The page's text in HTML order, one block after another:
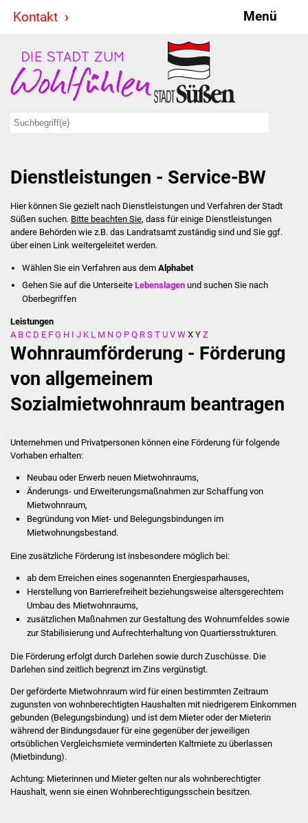
Kontakt Menü
Stadt & Politik
Bürgermeister
Ausschüsse
Ratsinformationssystem
Jugendbeirat
Summerrockfestival
Stadtverwaltung
Behördenwegweiser
FNP / Bebauungspläne
Wahlen
Stadtinfo
Jubiläumsjahr 2021
Partnerstädte
Projekte
Sanierung Hallenbad
Dienstleistungen - Service-BW
Hier können Sie gezielt nach Dienstleistungen und Verfahren der Stadt
Süßen suchen. Bitte beachten Sie, dass für einige Dienstleistungen
andere Behörden wie z.B. das Landratsamt zuständig sind und Sie ggf.
über einen Link weitergeleitet werden.
Wählen Sie ein Verfahren aus dem Alphabet
Gehen Sie auf die UnterseiteLebenslagen und suchen Sie nach
Oberbegriffen
Leistungen
A B C D E F G H I J K L M N O P Q R S T U V W X Y Z
Wohnraumförderung - Förderung
von allgemeinem
Sozialmietwohnraum beantragen
Unternehmen und Privatpersonen können eine Förderung für folgende
Vorhaben erhalten:
Neubau oder Erwerb neuen Mietwohnraums,
Änderungs- und Erweiterungsmaßnahmen zur Schaffung von
Mietwohnraum,
Begründung von Miet- und Belegungsbindungen im
Mietwohnungsbestand.
Eine zusätzliche Förderung ist insbesondere möglich bei:
ab dem Erreichen eines sogenannten Energiesparhauses,
Herstellung von Barrierefreiheit beziehungsweise altersgerechtem
Umbau des Mietwohnraums,
zusätzlichen Maßnahmen zur Gestaltung des Wohnumfeldes sowie
zur Stabilisierung und Aufrechterhaltung von Quartiersstrukturen.
Die Förderung erfolgt durch Darlehen sowie durch Zuschüsse. Die
Darlehen sind zeitlich begrenzt im Zins vergünstigt.
Der geförderte Mietwohnraum wird für einen bestimmten Zeitraum
zugunsten von wohnberechtigten Haushalten mit niedrigerem Einkommen
gebunden (Belegungsbindung) und ist dem Mieter oder der Mieterin
während der Bindungsdauer für eine gegenüber der jeweiligen
ortsüblichen Vergleichsmiete verminderten Kaltmiete zu überlassen
(Mietbindung).
Achtung: Mieterinnen und Mieter gelten nur als wohnberechtigter
Haushalt, wenn sie einen Wohnberechtigungsschein besitzen.